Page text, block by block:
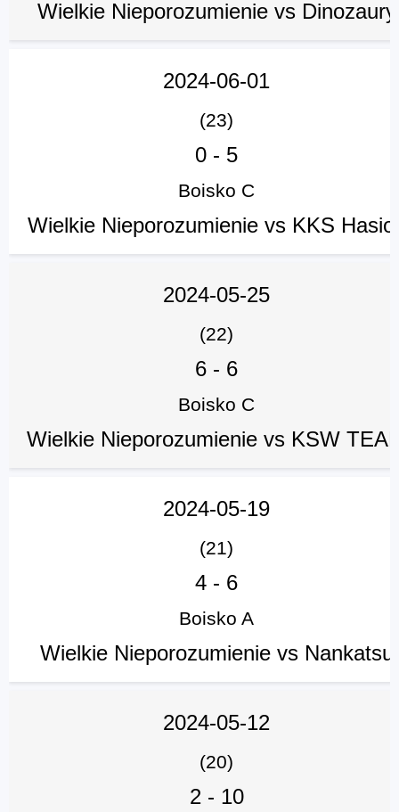
Wielkie Nieporozumienie vs Dinozaury
2024-06-01
(23)
0 - 5
Boisko C
Wielkie Nieporozumienie vs KKS
2024-05-25
(22)
6 - 6
Boisko C
Wielkie Nieporozumienie vs KSW
2024-05-19
(21)
4 - 6
Boisko A
Wielkie Nieporozumienie vs Nankatsu
2024-05-12
(20)
2- 10